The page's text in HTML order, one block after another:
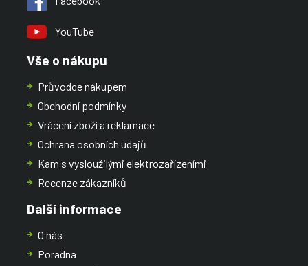
YouTube
Vše o nákupu
Průvodce nákupem
Obchodní podmínky
Vrácení zboží a reklamace
Ochrana osobních údajů
Kam s vysloužilými elektrozařízeními
Recenze zákazníků
Další informace
O nás
Poradna